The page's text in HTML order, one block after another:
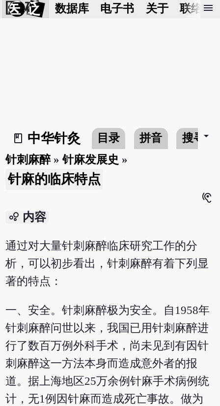
医 砭 数据库 电子书 关于 联络我
menu
book_2
中华针灸 目录 拼音 搜寻arrow_drop_down
针刺麻醉»针麻发展史 »
针麻的临床特点
hearing
bubble_chart 内容
通过对大量针刺麻醉临床研究工作的分
析，可以初步看出，针刺麻醉有着下列显
著的特点：
一、安全。针刺麻醉极为安全。自1958年
针刺麻醉问世以来，我国已用针刺麻醉进
行了数百万例外科手术，尚未见到有因针
刺麻醉这一方法本身而造成意外者的报
道。据上海地区25万余例针麻手术病例统
计，无1例因针麻而造成死亡事故。做为